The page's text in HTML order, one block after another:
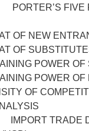
FIVE
NEW
POWER OF
POWER OF
OF
TRADE